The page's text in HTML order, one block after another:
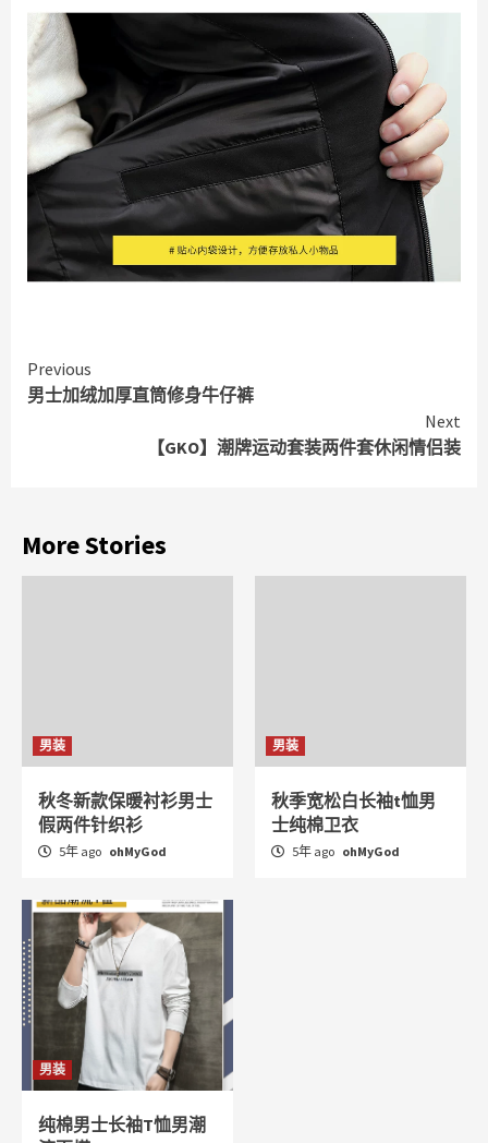
Continue
Reading
Previous
男士加绒加厚直筒修身牛仔裤
Next
【GKO】潮牌运动套装两件套休闲情侣装
More Stories
男装
秋冬新款保暖衬衫男士
假两件针织衫
5年 ago ohMyGod
男装
秋季宽松白长袖t恤男
士纯棉卫衣
5年 ago ohMyGod
男装
纯棉男士长袖T恤男潮